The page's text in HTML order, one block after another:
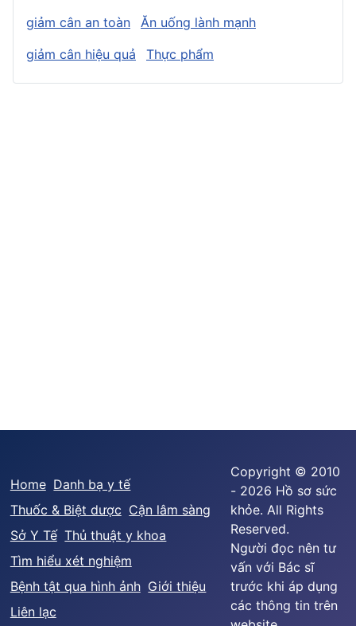
giảm cân an toàn
Ăn uống lành mạnh
giảm cân hiệu quả
Thực phẩm
Home Danh bạ y tế
Thuốc & Biệt dược Cận lâm sàng
Sở Y Tế Thủ thuật y khoa
Tìm hiểu xét nghiệm
Bệnh tật qua hình ảnh Giới thiệu
Liên lạc
Copyright © 2010
- 2026 Hồ sơ sức
khỏe. All Rights
Reserved.
Người đọc nên tư
vấn với Bác sĩ
trước khi áp dụng
các thông tin trên